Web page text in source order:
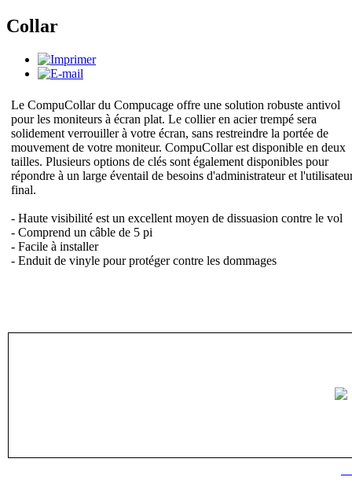
Collar
Le CompuCollar du Compucage offre une solution robuste antivol
pour les moniteurs à écran plat. Le collier en acier trempé sera
solidement verrouiller à votre écran, sans restreindre la portée de
mouvement de votre moniteur. CompuCollar est disponible en deux
tailles. Plusieurs options de clés sont également disponibles pour
répondre à un large éventail de besoins d'administrateur et
final.
- Haute visibilité est un excellent moyen de dissuasion contre le vol
- Comprend un câble de 5 pi
- Facile à installer
- Enduit de vinyle pour protéger contre les dommages